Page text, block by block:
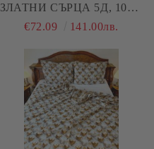
ЗЛАТНИ СЪРЦА 5Д, 100%
ПАМУК/ 5Д, РАНФОРС, 5
€72.09 141.00лв.